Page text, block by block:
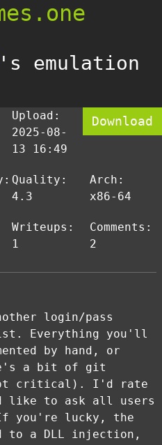
's emulation
Upload:
2025-08-
13 16:49
Download
Quality:
4.3
Arch:
x86-64
Writeups:
1
Comments:
2
login/pass
Everything you'll
by hand, or
a bit of git
critical). I'd rate
like to ask all users
you're lucky, the
to a DLL injection,